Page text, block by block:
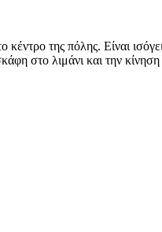
της πόλης. Είναι
στο λιμάνι και την